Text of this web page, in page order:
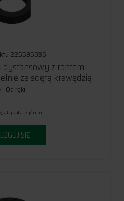
225595036
dystansowy z rantem i
ze sciętą krawędzią
Od ręki
aby zobaczyć ceny
SIĘ